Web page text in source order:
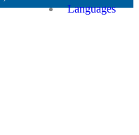
Languages